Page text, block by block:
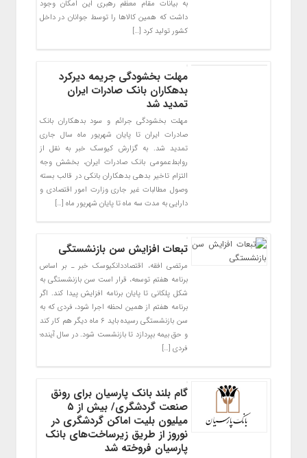
به بیانات مقام معظم رهبری این امکان وجود
داشت که همین کالاها را توسط جوانان در داخل
کشور تولید کرد […]
مهلت بخشودگی جریمه دیرکرد
بدهکاران بانک صادرات ایران
تمدید شد
مهلت بخشودگی جرائم و سود بدهکاران بانک
صادرات ایران تا پایان شهریور ماه سال جاری
تمدید شد. به گزارش کیوسک خبر به نقل از
روابط‌عمومی بانک صادرات ایران، بخشش وجه
التزام تاخیر بدهی بدهکاران بانکی در قالب بسته
وصول مطالبات غیر جاری وزارت امور اقتصادی و
دارایی به مدت سه ماه تا پایان شهریور ماه […]
تبعات افزایش سن بازنشستگی
مرتضی افقه، اقتصاددانکیوسک خبر ـ بر اساس
برنامه هفتم توسعه، قرار است سن بازنشستگی به
شکل پلکانی تا پایان برنامه افزایش پیدا کند. اگر
برنامه هفتم از همین لحظه اجرا شود، فردی که به
سن بازنشستگی رسیده باید ۶ ماه دیگر هم کار کند
و حق بیمه بپردازد تا بازنشست شود. در سال آینده؛
فردی […]
گام بلند بانک پارسیان برای رونق
صنعت گردشگری/ بیش از ۵
میلیون بلیت اماکن گردشگری در
نوروز از طریق زیرساخت‌های بانک
پارسیان فروخته شد